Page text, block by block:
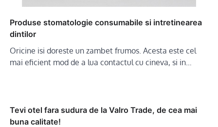
Produse stomatologie consumabile si intretinearea
dintilor
Oricine isi doreste un zambet frumos. Acesta este cel
mai eficient mod de a lua contactul cu cineva, si in…
Tevi otel fara sudura de la Valro Trade, de cea mai
buna calitate!